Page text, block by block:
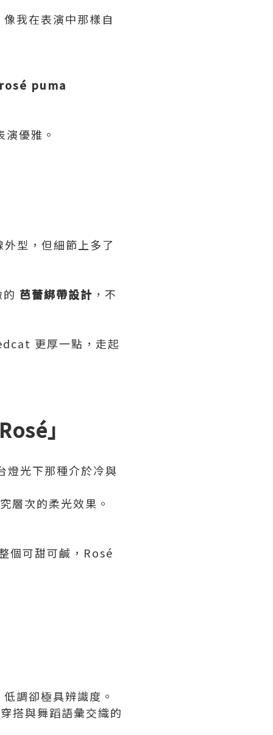
我在表演中那樣自
rosé puma
優雅。
型，但細節上多了
芭蕾綁帶設計 ，不
更厚一點，走起
」
燈光下那種介於冷與
層次的柔光效果。
個可甜可鹹，Rosé
調卻極具辨識度。
搭與舞蹈語彙交織的